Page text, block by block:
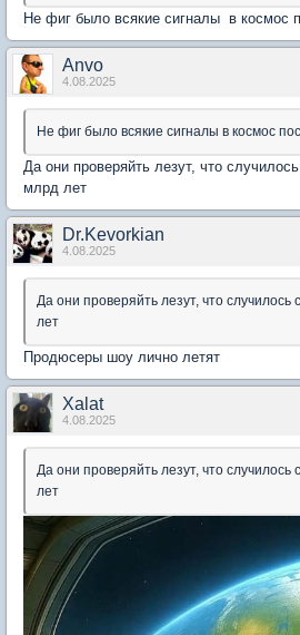
Не фиг было всякие сигналы в космос
Anvo
4.08.2025
Не фиг было всякие сигналы в космос
Да они проверяйть лезут, что
млрд лет
Dr.Kevorkian
4.08.2025
Да они проверяйть лезут, что случилось
лет
Продюсеры шоу лично летят
Xalat
4.08.2025
Да они проверяйть лезут, что случилось
лет